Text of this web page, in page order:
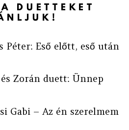
DUETTEKET
Péter: Eső előtt, eső után
Zorán duett: Ünnep
Gabi – Az én szerelmem